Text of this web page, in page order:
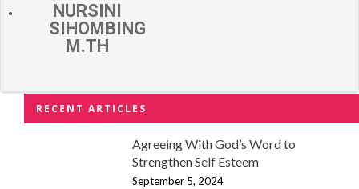
NURSINI
SIHOMBING
M.TH
RECENT ARTICLES
Agreeing With God’s Word to
Strengthen Self Esteem
September 5, 2024